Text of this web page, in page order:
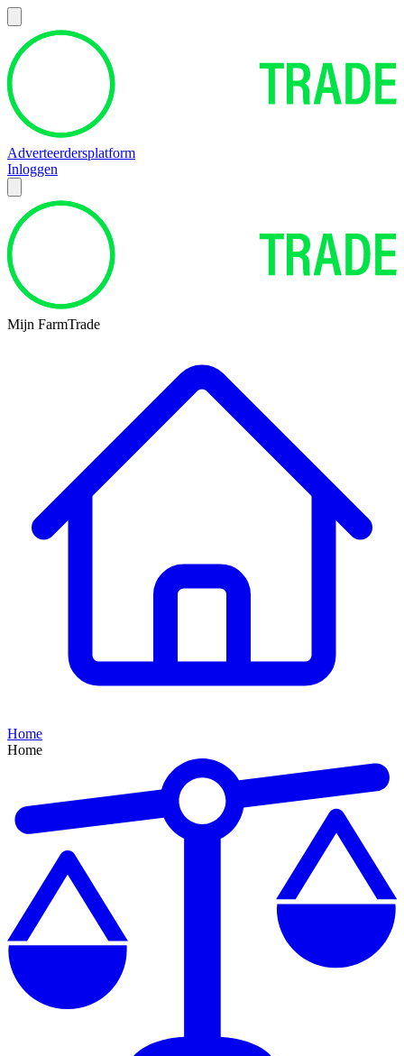
Adverteerdersplatform
Inloggen
Mijn FarmTrade
Home
Home